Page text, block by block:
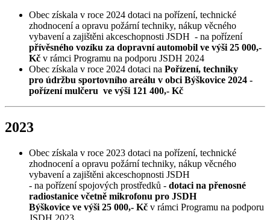
Obec získala v roce 2024 dotaci na pořízení, technické
zhodnocení a opravu požární techniky, nákup věcného
vybavení a zajištěni akceschopnosti JSDH - na pořízení
přívěsného vozíku za dopravní automobil ve výši 25 000,-
Kč v rámci Programu na podporu JSDH 2024
Obec získala v roce 2024 dotaci na Pořízení, techniky
pro údržbu sportovního areálu v obci Býškovice 2024 -
pořízení mulčeru ve výši 121 400,- Kč
2023
Obec získala v roce 2023 dotaci na pořízení, technické
zhodnocení a opravu požární techniky, nákup věcného
vybavení a zajištěni akceschopnosti JSDH
- na pořízení spojových prostředků - dotaci na přenosné
radiostanice včetně mikrofonu pro JSDH
Býškovice ve výši 25 000,- Kč v rámci Programu na podporu
JSDH 2023.